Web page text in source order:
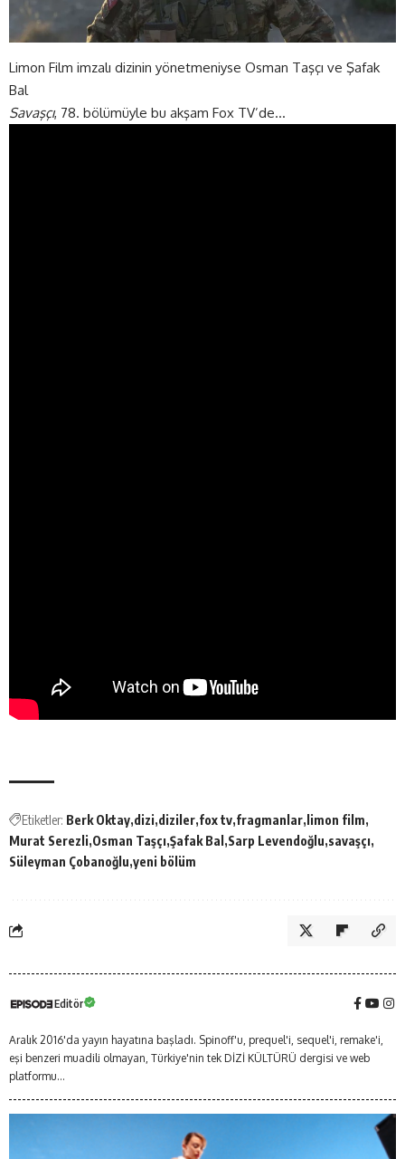
Limon Film imzalı dizinin yönetmeniyse Osman Taşçı ve Şafak
Bal
Savaşçı, 78. bölümüyle bu akşam Fox TV’de…
Etiketler: Berk Oktay dizi diziler fox tv fragmanlar limon film
Murat Serezli Osman Taşçı Şafak Bal Sarp Levendoğlu savaşçı
Süleyman Çobanoğlu yeni bölüm
Editör
Aralık 2016'da yayın hayatına başladı. Spinoff'u, prequel'i, sequel'i, remake'i,
eşi benzeri muadili olmayan, Türkiye'nin tek DİZİ KÜLTÜRÜ dergisi ve web
platformu...